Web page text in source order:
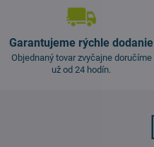
Garantujeme rýchle dodanie
Objednaný tovar zvyčajne doručíme
už od 24 hodín.